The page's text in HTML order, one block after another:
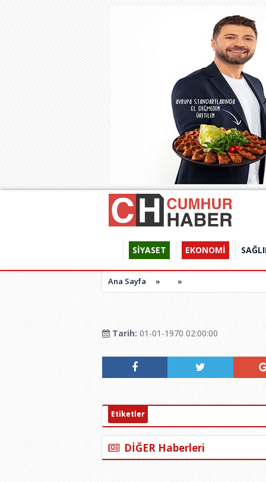
SİYASET EKONOMİ
Ana Sayfa » »
Tarih: 01-01-1970 02:00:00
Etiketler
DİĞER Haberleri